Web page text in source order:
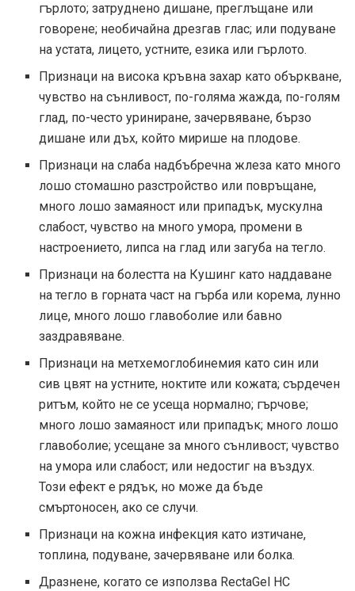
гърлото; затруднено дишане, преглъщане или
говорене; необичайна дрезгав глас; или подуване
на устата, лицето, устните, езика или гърлото.
Признаци на висока кръвна захар като объркване,
чувство на сънливост, по-голяма жажда, по-голям
глад, по-често уриниране, зачервяване, бързо
дишане или дъх, който мирише на плодове.
Признаци на слаба надбъбречна жлеза като много
лошо стомашно разстройство или повръщане,
много лошо замаяност или припадък, мускулна
слабост, чувство на много умора, промени в
настроението, липса на глад или загуба на тегло.
Признаци на болестта на Кушинг като наддаване
на тегло в горната част на гърба или корема, лунно
лице, много лошо главоболие или бавно
заздравяване.
Признаци на метхемоглобинемия като син или
сив цвят на устните, ноктите или кожата; сърдечен
ритъм, който не се усеща нормално; гърчове;
много лошо замаяност или припадък; много лошо
главоболие; усещане за много сънливост; чувство
на умора или слабост; или недостиг на въздух.
Този ефект е рядък, но може да бъде
смъртоносен, ако се случи.
Признаци на кожна инфекция като изтичане,
топлина, подуване, зачервяване или болка.
Дразнене, когато се използва RectaGel HC